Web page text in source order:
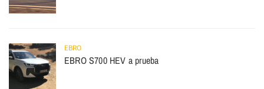
EBRO
EBRO S700 HEV a prueba